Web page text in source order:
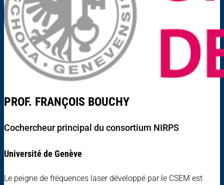
PROF. FRANÇOIS BOUCHY
Cochercheur principal du consortium NIRPS
Université de Genève
Le peigne de fréquences laser développé par le CSEM est